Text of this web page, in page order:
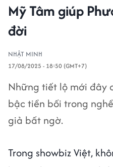
Mỹ Tâm giúp
đời
NHẬT MINH
17/08/2025 - 18:50 (GMT+7)
Những tiết lộ mới đây
bậc tiền bối trong
giả bất ngờ.
Trong showbiz Việt,